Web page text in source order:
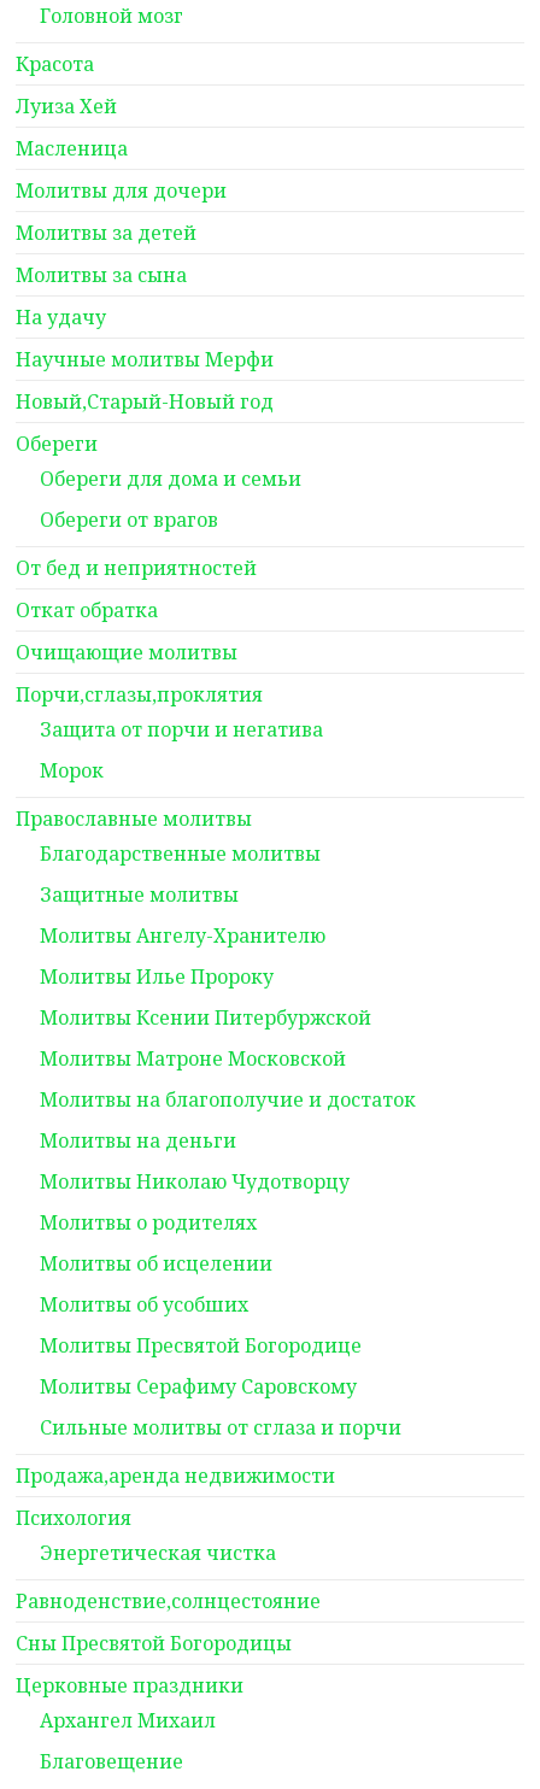
Головной мозг
Красота
Луиза Хей
Масленица
Молитвы для дочери
Молитвы за детей
Молитвы за сына
На удачу
Научные молитвы Мерфи
Новый,Старый-Новый год
Обереги
Обереги для дома и семьи
Обереги от врагов
От бед и неприятностей
Откат обратка
Очищающие молитвы
Порчи,сглазы,проклятия
Защита от порчи и негатива
Морок
Православные молитвы
Благодарственные молитвы
Защитные молитвы
Молитвы Ангелу-Хранителю
Молитвы Илье Пророку
Молитвы Ксении Питербуржской
Молитвы Матроне Московской
Молитвы на благополучие и достаток
Молитвы на деньги
Молитвы Николаю Чудотворцу
Молитвы о родителях
Молитвы об исцелении
Молитвы об усобших
Молитвы Пресвятой Богородице
Молитвы Серафиму Саровскому
Сильные молитвы от сглаза и порчи
Продажа,аренда недвижимости
Психология
Энергетическая чистка
Равноденствие,солнцестояние
Сны Пресвятой Богородицы
Церковные праздники
Архангел Михаил
Благовещение